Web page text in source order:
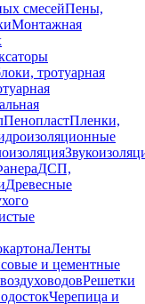
смесейПены,
Монтажная
тротуарная
ПенопластПленки,
ДСП,
Древесные
Ленты
и цементные
Решетки
Черепица и